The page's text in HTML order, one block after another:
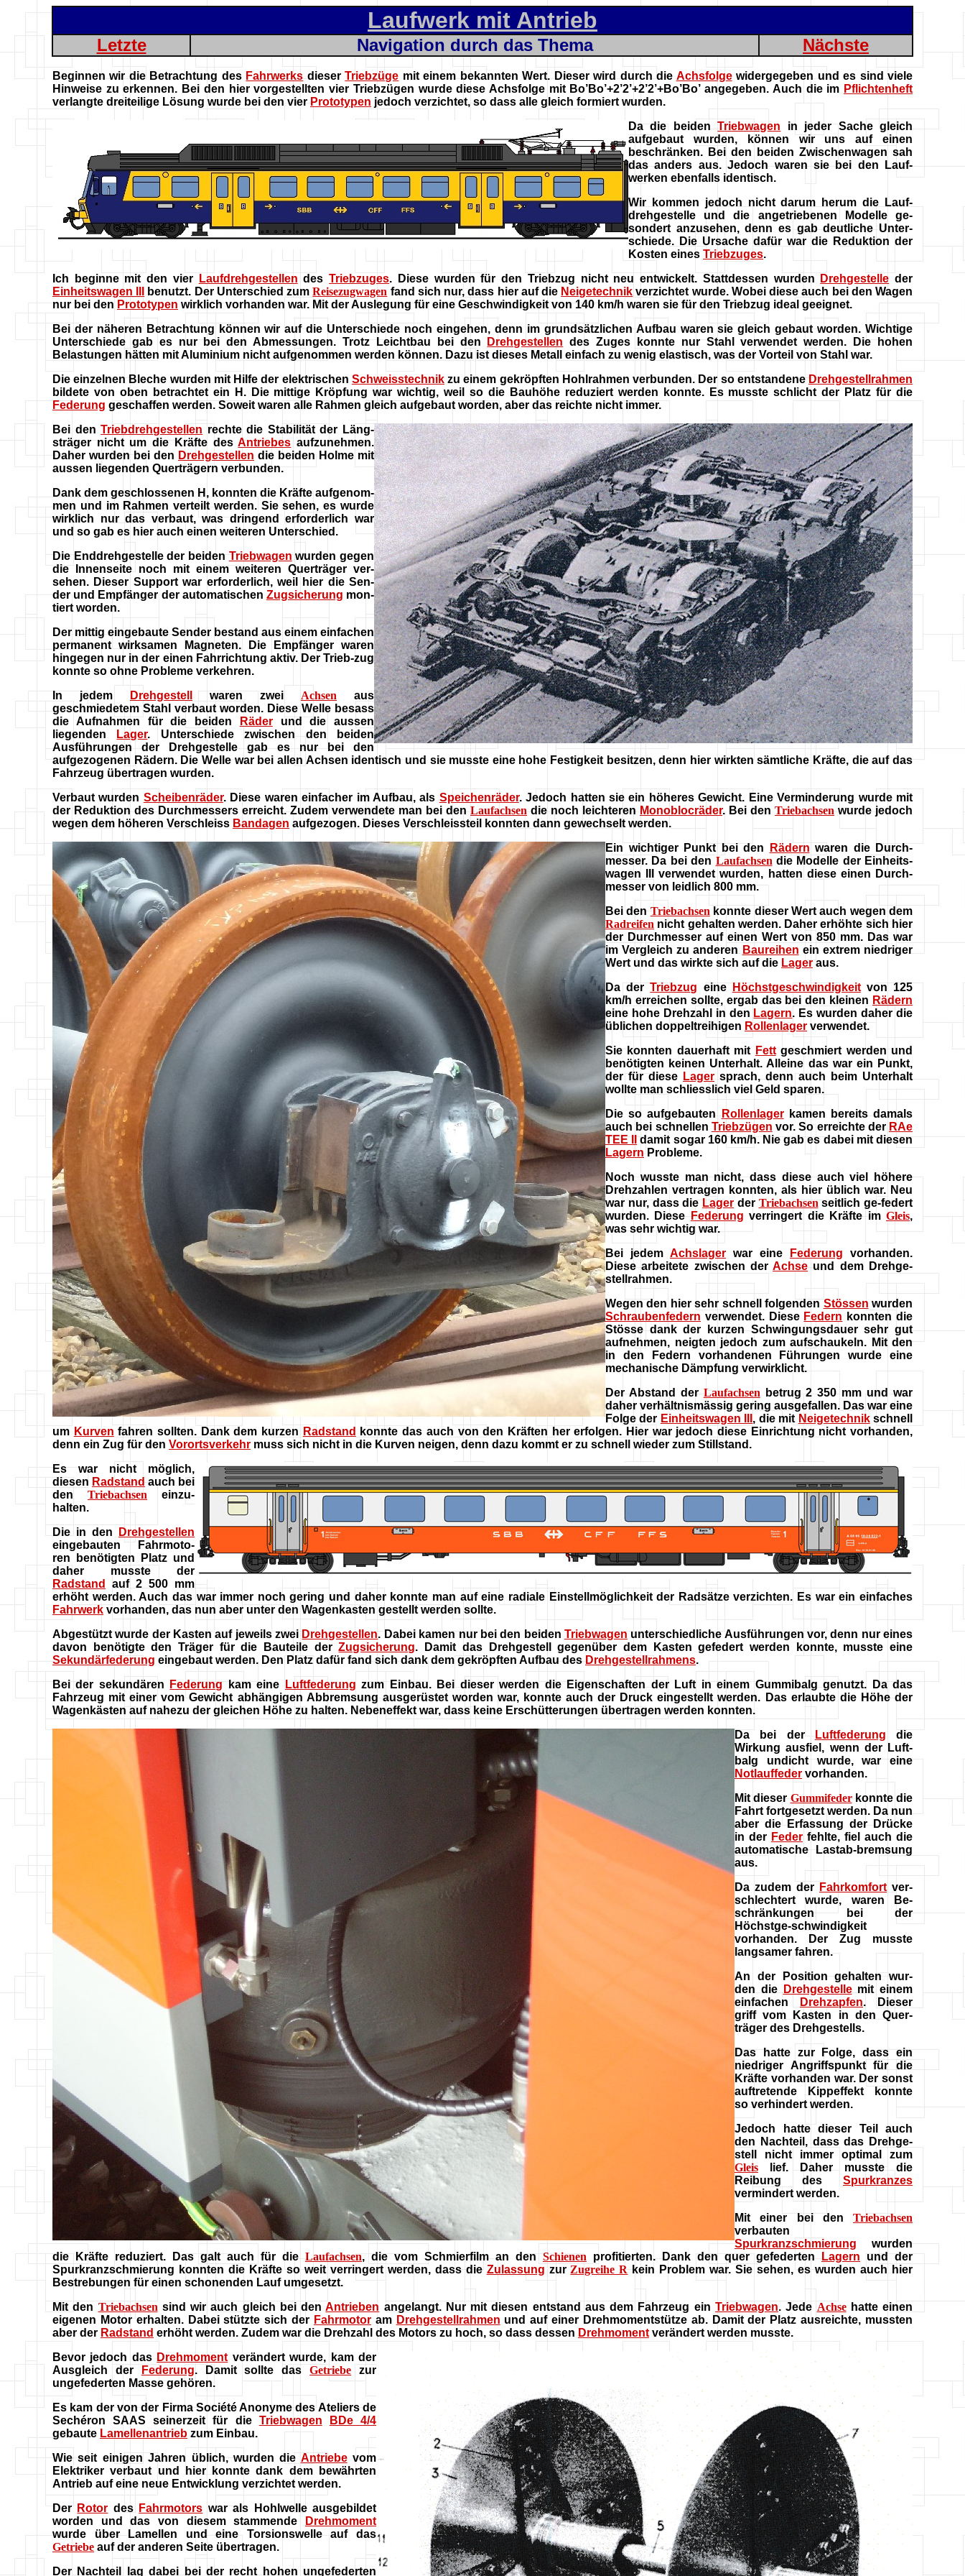
Laufwerk mit Antrieb
Letzte Navigation durch das Thema Nächste
Beginnen wir die Betrachtung des Fahrwerks dieserTriebzüge mit einem bekannten Wert. Dieser wird durch die Achsfolgewidergegeben und es sind viele
Hinweise zu erkennen. Bei den hier vorgestellten vier Triebzügen wurde diese Achsfolge mit Bo’Bo’+2’2’+2’2’+Bo’Bo’ angegeben. Auch die im Pflichtenheft
verlangte dreiteilige Lösung wurde bei den vier Prototypen jedoch verzichtet, so dass alle gleich formiert wurden.
Da die beidenTriebwagen in jeder Sache gleich
aufgebaut wurden, können wir uns auf einen
beschränken. Bei den beiden Zwischenwagen sah
das anders aus. Jedoch waren sie bei den Lauf-
werken ebenfalls identisch.
Wir kommen jedoch nicht darum herum die Lauf-
drehgestelle und die angetriebenen Modelle ge-
sondert anzusehen, denn es gab deutliche Unter-
schiede. Die Ursache dafür war die Reduktion der
Kosten eines Triebzuges.
Ich beginne mit den vier
Laufdrehgestellen desTriebzuges. Diese wurden für den Triebzug nicht neu entwickelt. Stattdessen wurden Drehgestelle der
Einheitswagen III
benutzt. Der Unterschied zumReisezugwagen fand sich nur, dass hier auf die Neigetechnik verzichtet wurde. Wobei diese auch bei den Wagen
nur bei den Prototypen wirklich vorhanden war. Mit der Auslegung für eine Geschwindigkeit von 140 km/h waren sie für den Triebzug ideal geeignet.
Bei der näheren Betrachtung können wir auf die Unterschiede noch eingehen, denn im grundsätzlichen Aufbau waren sie gleich gebaut worden. Wichtige
Unterschiede gab es nur bei den Abmessungen. Trotz Leichtbau bei den
Drehgestellen des Zuges konnte nur Stahl verwendet werden. Die hohen
Belastungen hätten mit Aluminium nicht aufgenommen werden können. Dazu ist dieses Metall einfach zu wenig elastisch, was der Vorteil von Stahl war.
Die einzelnen Bleche wurden mit Hilfe der elektrischen Schweisstechnikzu einem gekröpften Hohlrahmen verbunden. Der so entstandene Drehgestellrahmen
bildete von oben betrachtet ein H. Die mittige Kröpfung war wichtig, weil so die Bauhöhe reduziert werden konnte. Es musste schlicht der Platz für die
Federung geschaffen werden. Soweit waren alle Rahmen gleich aufgebaut worden, aber das reichte nicht immer.
Bei denTriebdrehgestellen rechte die Stabilität der Läng-
sträger nicht um die Kräfte desAntriebes aufzunehmen.
Daher wurden bei den Drehgestellen die beiden Holme mit
aussen liegenden Querträgern verbunden.
Dank dem geschlossenen H, konnten die Kräfte aufgenom-
men und im Rahmen verteilt werden. Sie sehen, es wurde
wirklich nur das verbaut, was dringend erforderlich war
und so gab es hier auch einen weiteren Unterschied.
Die Enddrehgestelle der beiden Triebwagen wurden gegen
die Innenseite noch mit einem weiteren Querträger ver-
sehen. Dieser Support war erforderlich, weil hier die Sen-
der und Empfänger der automatischen Zugsicherung mon-
tiert worden.
Der mittig eingebaute Sender bestand aus einem einfachen
permanent wirksamen Magneten. Die Empfänger waren
hingegen nur in der einen Fahrrichtung aktiv. Der Trieb-zug
konnte so ohne Probleme verkehren.
In jedem
Drehgestell waren zwei Achsen aus
geschmiedetem Stahl verbaut worden. Diese Welle besass
die Aufnahmen für die beiden
Räderund die aussen
liegenden
Lager. Unterschiede zwischen den beiden
Ausführungen der Drehgestelle gab es nur bei den
aufgezogenen Rädern. Die Welle war bei allen Achsen identisch und sie musste eine hohe Festigkeit besitzen, denn hier wirkten sämtliche Kräfte, die auf das
Fahrzeug übertragen wurden.
Verbaut wurden Scheibenräder. Diese waren einfacher im Aufbau, als Speichenräder. Jedoch hatten sie ein höheres Gewicht. Eine Verminderung wurde mit
der Reduktion des Durchmessers erreicht. Zudem verwendete man bei den Laufachsen die noch leichteren Monoblocräder. Bei den Triebachsen wurde jedoch
wegen dem höheren Verschleiss Bandagen aufgezogen. Dieses Verschleissteil konnten dann gewechselt werden.
Ein wichtiger Punkt bei den
Rädern waren die Durch-
messer. Da bei den Laufachsen die Modelle der Einheits-
wagen III verwendet wurden, hatten diese einen Durch-
messer von leidlich 800 mm.
Bei den Triebachsen konnte dieser Wert auch wegen dem
Radreifen nicht gehalten werden. Daher erhöhte sich hier
der Durchmesser auf einen Wert von 850 mm. Das war
im Vergleich zu anderen Baureihen ein extrem niedriger
Wert und das wirkte sich auf die Lager aus.
Da derTriebzug eine Höchstgeschwindigkeitvon 125
km/h erreichen sollte, ergab das bei den kleinen Rädern
eine hohe Drehzahl in den Lagern. Es wurden daher die
üblichen doppeltreihigen Rollenlager verwendet.
Sie konnten dauerhaft mit Fettgeschmiert werden und
benötigten keinen Unterhalt. Alleine das war ein Punkt,
der für diese Lager sprach, denn auch beim Unterhalt
wollte man schliesslich viel Geld sparen.
Die so aufgebauten
Rollenlagerkamen bereits damals
auch bei schnellen Triebzügen vor. So erreichte der RAe
TEE II
damit sogar 160 km/h. Nie gab es dabei mit diesen
LagernProbleme.
Noch wusste man nicht, dass diese auch viel höhere
Drehzahlen vertragen konnten, als hier üblich war. Neu
war nur, dass die Lager der Triebachsen seitlich ge-federt
wurden. Diese
Federung verringert die Kräfte imGleis,
was sehr wichtig war.
Bei jedem Achslager war eine Federung vorhanden.
Diese arbeitete zwischen derAchse und dem Drehge-
stellrahmen.
Wegen den hier sehr schnell folgendenStössen wurden
Schraubenfedern verwendet. Diese Federn konnten die
Stösse dank der kurzen Schwingungsdauer sehr gut
aufnehmen, neigten jedoch zum aufschaukeln. Mit den
in den Federn vorhandenen Führungen wurde eine
mechanische Dämpfung verwirklicht.
Der Abstand der Laufachsen betrug 2 350 mm und war
daher verhältnismässig gering ausgefallen. Das war eine
Folge der Einheitswagen III , die mit Neigetechnikschnell
um Kurven fahren sollten. Dank dem kurzen Radstand
konnte das auch von den Kräften her erfolgen. Hier war jedoch diese Einrichtung nicht vorhanden,
denn ein Zug für den Vorortsverkehr muss sich nicht in die Kurven neigen, denn dazu kommt er zu schnell wieder zum Stillstand.
Es war nicht möglich,
diesen Radstand auch bei
den Triebachsen einzu-
halten.
Die in den
Drehgestellen
eingebauten Fahrmoto-
ren benötigten Platz und
daher musste der
Radstand
auf 2 500 mm
erhöht werden. Auch das war immer noch gering und daher konnte man auf eine radiale Einstellmöglichkeit der Radsätze verzichten. Es war ein einfaches
Fahrwerk vorhanden, das nun aber unter den Wagenkasten gestellt werden sollte.
Abgestützt wurde der Kasten auf jeweils zwei Drehgestellen. Dabei kamen nur bei den beiden Triebwagen unterschiedliche Ausführungen vor, denn nur eines
davon benötigte den Träger für die Bauteile derZugsicherung. Damit das Drehgestell gegenüber dem Kasten gefedert werden konnte, musste eine
Sekundärfederung eingebaut werden. Den Platz dafür fand sich dank dem gekröpften Aufbau des Drehgestellrahmens.
Bei der sekundären
Federung kam eine Luftfederung zum Einbau. Bei dieser werden die Eigenschaften der Luft in einem Gummibalg genutzt. Da das
Fahrzeug mit einer vom Gewicht abhängigen Abbremsung ausgerüstet worden war, konnte auch der Druck eingestellt werden. Das erlaubte die Höhe der
Wagenkästen auf nahezu der gleichen Höhe zu halten. Nebeneffekt war, dass keine Erschütterungen übertragen werden konnten.
Da bei der
Luftfederung die
Wirkung ausfiel, wenn der Luft-
balg undicht wurde, war eine
Notlauffeder vorhanden.
Mit dieser Gummifederkonnte die
Fahrt fortgesetzt werden. Da nun
aber die Erfassung der Drücke
in der Feder fehlte, fiel auch die
automatische Lastab-bremsung
aus.
Da zudem der Fahrkomfort ver-
schlechtert wurde, waren Be-
schränkungen bei der
Höchstge-schwindigkeit
vorhanden. Der Zug musste
langsamer fahren.
An der Position gehalten wur-
den die
Drehgestellemit einem
einfachen
Drehzapfen. Dieser
griff vom Kasten in den Quer-
träger des Drehgestells.
Das hatte zur Folge, dass ein
niedriger Angriffspunkt für die
Kräfte vorhanden war. Der sonst
auftretende Kippeffekt konnte
so verhindert werden.
Jedoch hatte dieser Teil auch
den Nachteil, dass das Drehge-
stell nicht immer optimal zum
Gleis lief. Daher musste die
Reibung des Spurkranzes
vermindert werden.
Mit einer bei den Triebachsen
verbauten
Spurkranzschmierung wurden
die Kräfte reduziert. Das galt auch für die Laufachsen, die vom Schmierfilm an den Schienen profitierten. Dank den quer gefederten Lagern und der
Spurkranzschmierung konnten die Kräfte so weit verringert werden, dass die Zulassung zur Zugreihe R kein Problem war. Sie sehen, es wurden auch hier
Bestrebungen für einen schonenden Lauf umgesetzt.
Mit den Triebachsen sind wir auch gleich bei denAntrieben angelangt. Nur mit diesen entstand aus dem Fahrzeug ein Triebwagen. Jede Achsehatte einen
eigenen Motor erhalten. Dabei stützte sich der Fahrmotoram Drehgestellrahmen und auf einer Drehmomentstütze ab. Damit der Platz ausreichte, mussten
aber der Radstand erhöht werden. Zudem war die Drehzahl des Motors zu hoch, so dass dessen Drehmoment verändert werden musste.
Bevor jedoch das Drehmoment verändert wurde, kam der
Ausgleich der
Federung. Damit sollte dasGetriebe zur
ungefederten Masse gehören.
Es kam der von der Firma Société Anonyme des Ateliers de
Sechéron SAAS seinerzeit für die Triebwagen
BDe 4/4
gebaute Lamellenantrieb zum Einbau.
Wie seit einigen Jahren üblich, wurden die Antriebevom
Elektriker verbaut und hier konnte dank dem bewährten
Antrieb auf eine neue Entwicklung verzichtet werden.
Der Rotor des Fahrmotors war als Hohlwelle ausgebildet
worden und das von diesem stammende
Drehmoment
wurde über Lamellen und eine Torsionswelle auf das
Getriebe auf der anderen Seite übertragen.
Der Nachteil lag dabei bei der recht hohen ungefederten